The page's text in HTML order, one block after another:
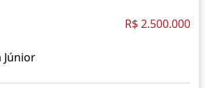
R$ 2.500.000
Júnior